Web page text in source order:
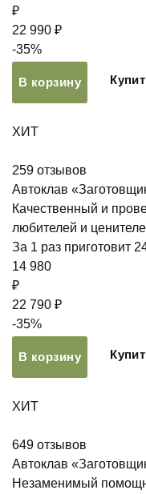
₽
22 990 ₽
-35%
В корзину
ХИТ
259 отзывов
Автоклав
Качественный и
любителей и
За 1 раз приготовит
14 980
₽
22 790 ₽
-35%
В корзину
ХИТ
649 отзывов
Автоклав
Незаменимый